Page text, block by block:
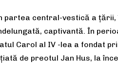
partea central-vestică a
captivantă. În
Carol al IV -lea a fondat
de preotul Jan Hus, la